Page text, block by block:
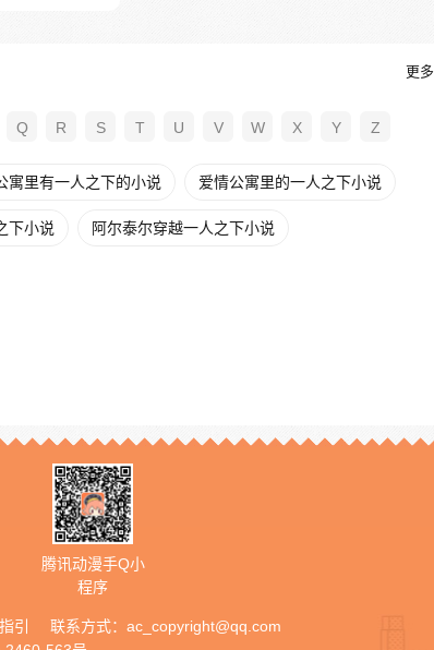
更多
Q R S T U V W X Y Z
寓里有一人之下的小说 爱情公寓里的一人之下小说
下小说 阿尔泰尔穿越一人之下小说
腾讯动漫手Q小
程序
引 联系方式： ac_copyright@qq.com